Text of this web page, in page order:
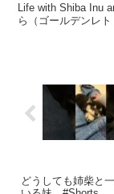
Life with Shiba Inu
ら（ゴールデンレ
どうしても姉柴と